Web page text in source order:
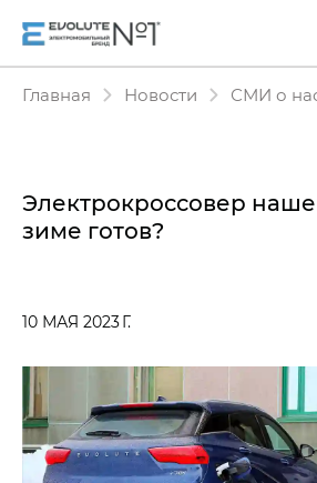
Главная Новости СМИ о
Электрокроссовер
зиме готов?
10 МАЯ 2023 Г.